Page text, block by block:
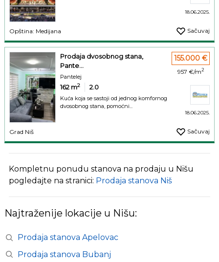
18.06.2025.
Opština: Medijana Sačuvaj
Prodaja dvosobnog stana,
Pante...
Pantelej
162 m2 2.0
Kuća koja se sastoji od jednog komfornog
dvosobnog stana, pomoćni...
155.000 €
957 €/m2
18.06.2025.
Grad Niš Sačuvaj
Kompletnu ponudu stanova na prodaju u Nišu
pogledajte na stranici: Prodaja stanova Niš
Najtraženije lokacije u Nišu:
Prodaja stanova Apelovac
Prodaja stanova Bubanj